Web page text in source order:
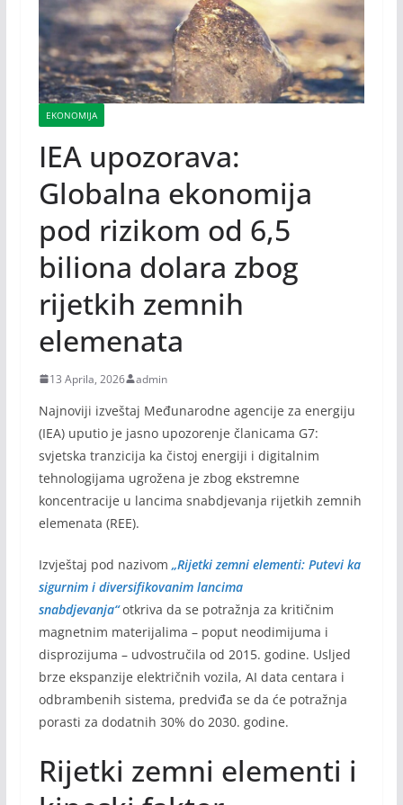
EKONOMIJA
IEA upozorava:
Globalna ekonomija
pod rizikom od 6,5
biliona dolara zbog
rijetkih zemnih
elemenata
13 Aprila, 2026 admin
Najnoviji izveštaj Međunarodne agencije za energiju
(IEA) uputio je jasno upozorenje članicama G7:
svjetska tranzicija ka čistoj energiji i digitalnim
tehnologijama ugrožena je zbog ekstremne
koncentracije u lancima snabdjevanja rijetkih zemnih
elemenata (REE).
Izvještaj pod nazivom „Rijetki zemni elementi: Putevi ka
sigurnim i diversifikovanim lancima
snabdjevanja“ otkriva da se potražnja za kritičnim
magnetnim materijalima – poput neodimijuma i
disprozijuma – udvostručila od 2015. godine. Usljed
brze ekspanzije električnih vozila, AI data centara i
odbrambenih sistema, predviđa se da će potražnja
porasti za dodatnih 30% do 2030. godine.
Rijetki zemni elementi i